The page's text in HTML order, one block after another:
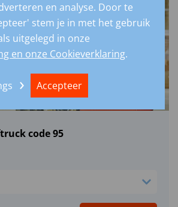
code 95
en analyse. Door te
stem je in met het gebruik
uitgelegd in onze
en onze Cookieverklaring.
Accepteer